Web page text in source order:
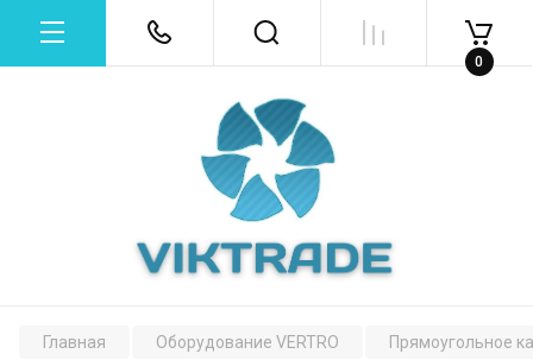
0
Главная Оборудование VERTRO Прямоугольное